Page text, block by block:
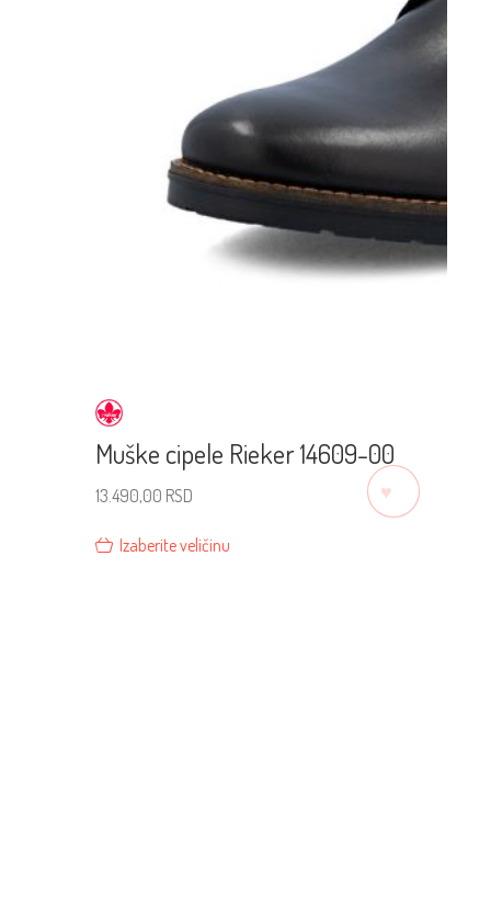
Muške cipele Rieker 14609-00
13.490,00 RSD
Izaberite veličinu